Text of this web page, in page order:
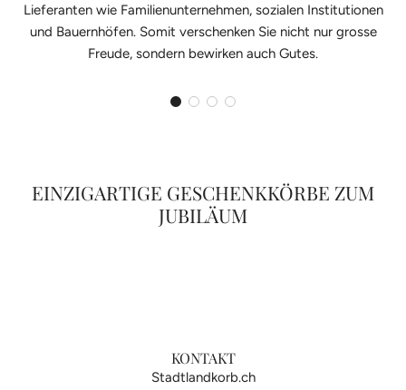
Lieferanten wie Familienunternehmen, sozialen Institutionen
und Bauernhöfen. Somit verschenken Sie nicht nur grosse
Freude, sondern bewirken auch Gutes.
EINZIGARTIGE GESCHENKKÖRBE ZUM
JUBILÄUM
KONTAKT
Stadtlandkorb.ch